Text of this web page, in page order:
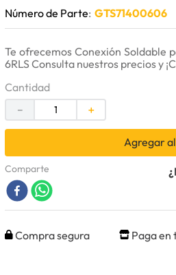
Número de Parte: GTS71400606
Te ofrecemos Conexión Soldable
6RLS Consulta nuestros precios y
Cantidad
＋
－
Agregar
Comparte
Compra segura Paga en